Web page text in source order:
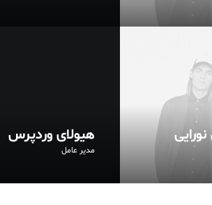
هیولای وردپرس
مدیر عامل